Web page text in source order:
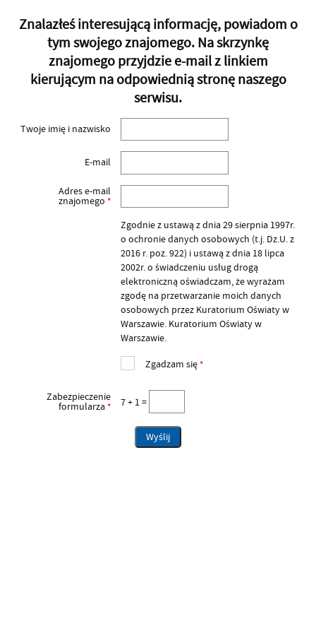
Znalazłeś interesującą informację, powiadom o
tym swojego znajomego. Na skrzynkę
znajomego przyjdzie e-mail z linkiem
kierującym na odpowiednią stronę naszego
serwisu.
Twoje imię i nazwisko
E-mail
Adres e-mail
znajomego *
Zgodnie z ustawą z dnia 29 sierpnia 1997r.
o ochronie danych osobowych (t.j. Dz.U. z
2016 r. poz. 922) i ustawą z dnia 18 lipca
2002r. o świadczeniu usług drogą
elektroniczną oświadczam, że wyrażam
zgodę na przetwarzanie moich danych
osobowych przez Kuratorium Oświaty w
Warszawie. Kuratorium Oświaty w
Warszawie.
Zgadzam się*
Zabezpieczenie
formularza* 7 + 1 =